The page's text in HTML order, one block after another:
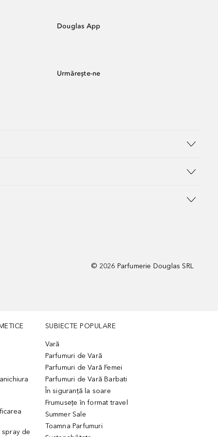
Douglas App
Urmărește-ne
© 2026 Parfumerie Douglas SRL
spray de
SUBIECTE POPULARE
Vară
Parfumuri de Vară
Parfumuri de Vară Femei
Parfumuri de Vară Barbati
În siguranță la soare
Frumusețe în format travel
Summer Sale
Toamna Parfumuri